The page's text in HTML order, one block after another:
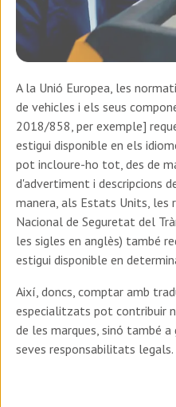
A la Unió Europea, les
de vehicles i els seus
2018/858, per exemple]
estigui disponible en els
pot incloure-ho tot, des de
d'advertiment i descripcions
manera, als Estats Units, les
Nacional de Seguretat del
les sigles en anglès) també
estigui disponible en
Així, doncs, comptar amb
especialitzats pot contribuir
de les marques, sinó també
seves responsabilitats legals.